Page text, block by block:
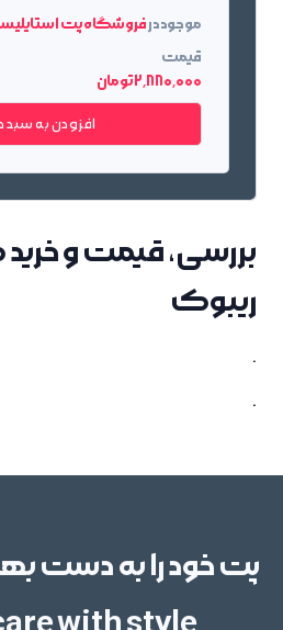
موجود درفروشگاه پت
قیمت
2٬880٬000 تومان
افزودن به سبد
بررسی، قیمت و
ریبوک
.
.
پت خود را به دست